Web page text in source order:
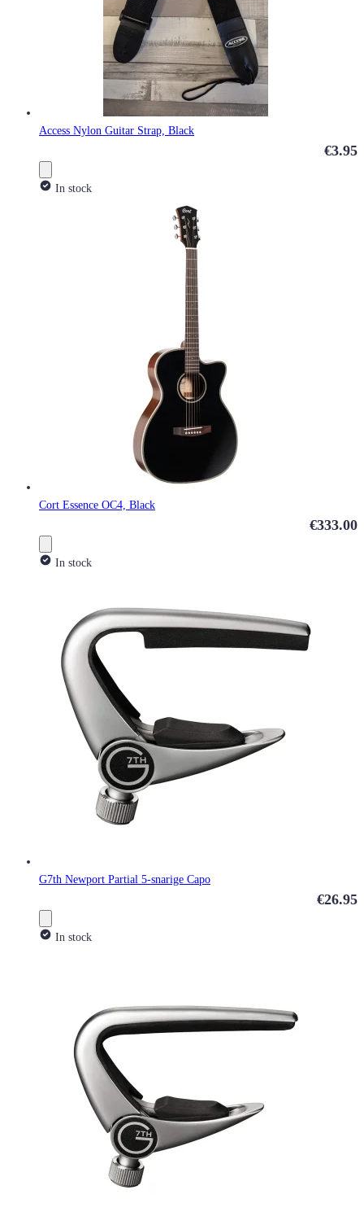
Access Nylon Guitar Strap, Black
€3.95
In stock
Cort Essence OC4, Black
€333.00
In stock
G7th Newport Partial 5-snarige Capo
€26.95
In stock